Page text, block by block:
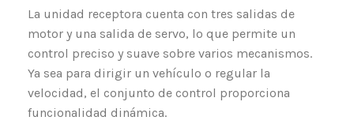
La unidad receptora cuenta con tres salidas de
motor y una salida de servo, lo que permite un
control preciso y suave sobre varios mecanismos.
Ya sea para dirigir un vehículo o regular la
velocidad, el conjunto de control proporciona
funcionalidad dinámica.